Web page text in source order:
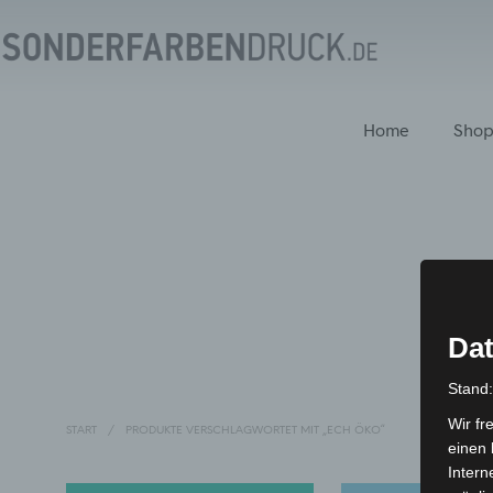
Home Shop
START / PRODUKTE VERSCHLAGWORTET MIT „ECH ÖKO“
Wir
einen